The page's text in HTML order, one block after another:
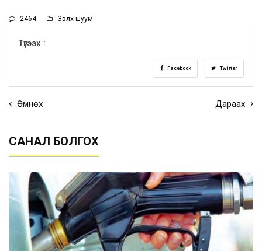
2464 Зөвлөх шуум
Түгээх :
Facebook Twitter
Өмнөх Дараах
САНАЛ БОЛГОХ